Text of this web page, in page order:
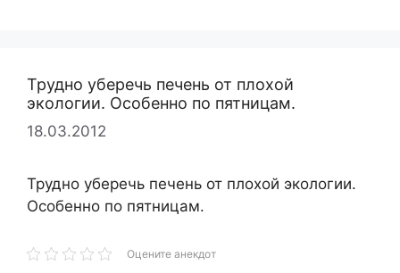
Трудно уберечь печень от плохой
экологии. Особенно по пятницам.
18.03.2012
Трудно уберечь печень от плохой экологии.
Особенно по пятницам.
Оцените анекдот